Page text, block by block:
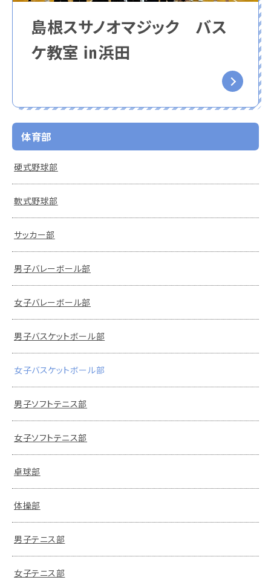
島根スサノオマジック バス
ケ教室 ㏌浜田
体育部
硬式野球部
軟式野球部
サッカー部
男子バレーボール部
女子バレーボール部
男子バスケットボール部
女子バスケットボール部
男子ソフトテニス部
女子ソフトテニス部
卓球部
体操部
男子テニス部
女子テニス部